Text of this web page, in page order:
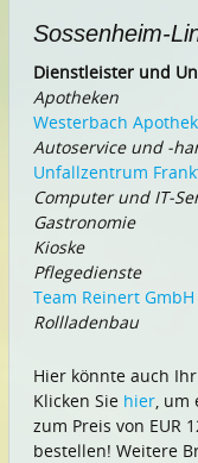
Sossenheim-
Dienstleister und
Apotheken
Westerbach
Autoservice und -
Unfallzentrum
Computer und IT-
Gastronomie
Kioske
Pflegedienste
Team Reinert GmbH
Rollladenbau
Hier könnte auch
Klicken Sie hier, um
zum Preis von EUR
bestellen! Weitere